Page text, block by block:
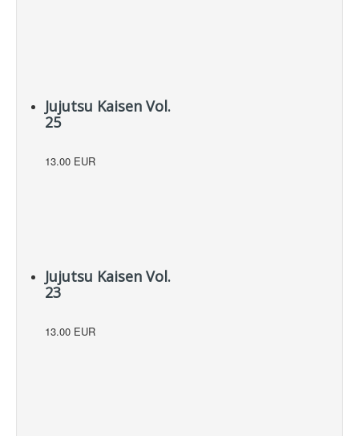
Jujutsu Kaisen Vol.
25
13.00 EUR
Jujutsu Kaisen Vol.
23
13.00 EUR